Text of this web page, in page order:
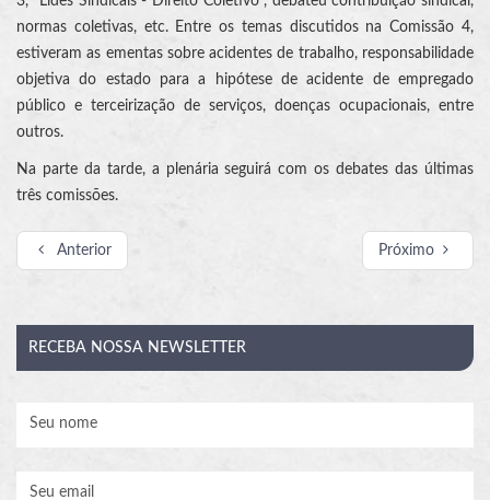
normas coletivas, etc. Entre os temas discutidos na Comissão 4,
estiveram as ementas sobre acidentes de trabalho, responsabilidade
objetiva do estado para a hipótese de acidente de empregado
público e terceirização de serviços, doenças ocupacionais, entre
outros.
Na parte da tarde, a plenária seguirá com os debates das últimas
três comissões.
Anterior Próximo
RECEBA NOSSA NEWSLETTER